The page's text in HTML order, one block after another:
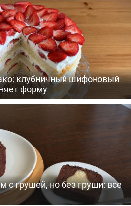
клубничный шифоновый
форму
с грушей, но без груши: все